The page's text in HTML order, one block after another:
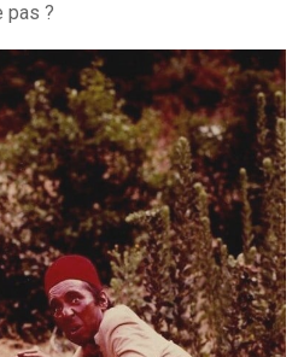
pas ?